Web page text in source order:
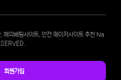
해외배팅사이트, 안전 메이저사이트 추천 Na
회원가입